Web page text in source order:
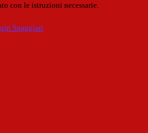
con le istruzioni necessarie.
Spaggiari